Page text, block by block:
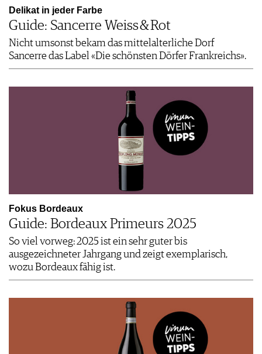
Delikat in jeder Farbe
Guide: Sancerre Weiss & Rot
Nicht umsonst bekam das mittelalterliche Dorf
Sancerre das Label «Die schönsten Dörfer Frankreichs».
Fokus Bordeaux
Guide: Bordeaux Primeurs 2025
So viel vorweg: 2025 ist ein sehr guter bis
ausgezeichneter Jahrgang und zeigt exemplarisch,
wozu Bordeaux fähig ist.